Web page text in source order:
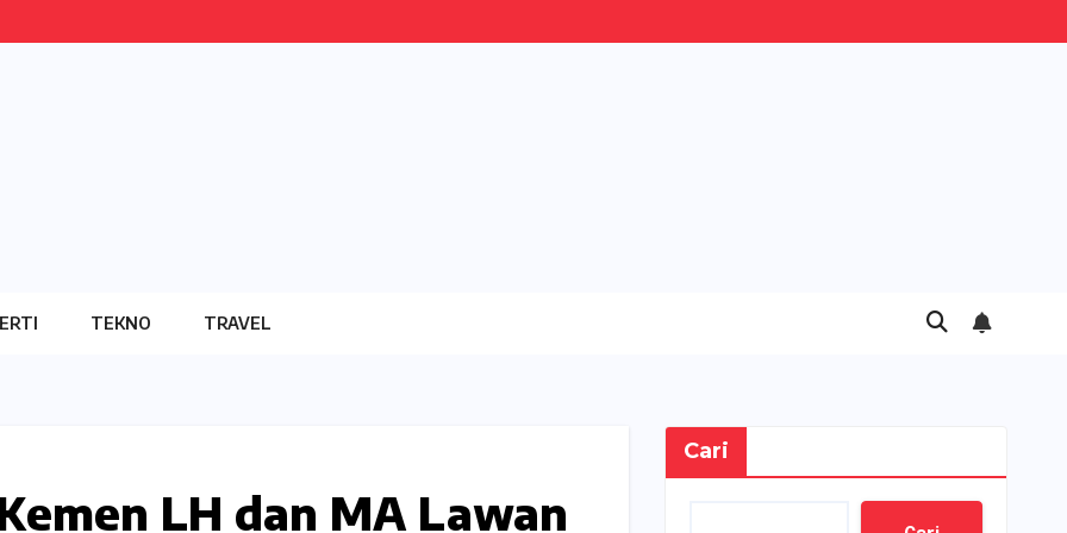
TEKNO TRAVEL
LH dan MA Lawan
Cari